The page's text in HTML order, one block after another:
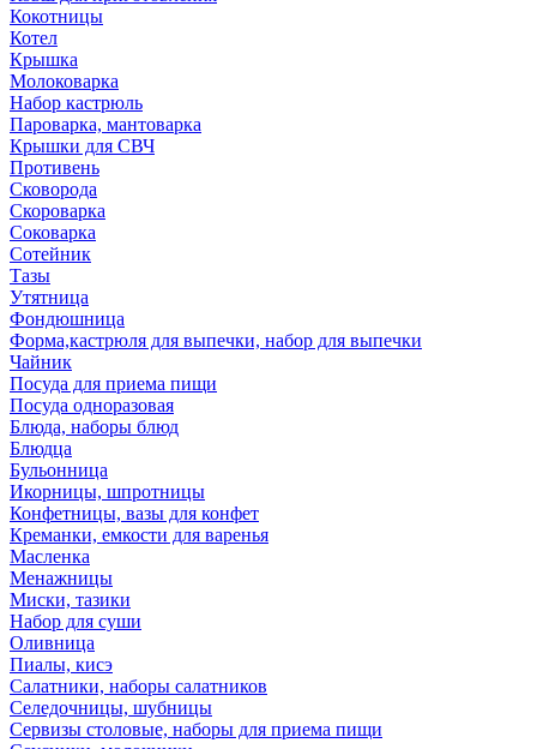
Кокотницы
Котел
Крышка
Молоковарка
Набор кастрюль
Пароварка, мантоварка
Крышки для СВЧ
Противень
Сковорода
Скороварка
Соковарка
Сотейник
Тазы
Утятница
Фондюшница
Форма,кастрюля для выпечки, набор для выпечки
Чайник
Посуда для приема пищи
Посуда одноразовая
Блюда, наборы блюд
Блюдца
Бульонница
Икорницы, шпротницы
Конфетницы, вазы для конфет
Креманки, емкости для варенья
Масленка
Менажницы
Миски, тазики
Набор для суши
Оливница
Пиалы, кисэ
Салатники, наборы салатников
Селедочницы, шубницы
Сервизы столовые, наборы для приема пищи